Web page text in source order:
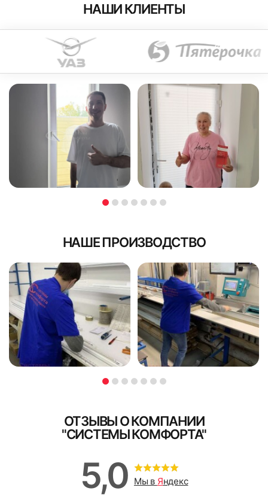
НАШИ КЛИЕНТЫ
НАШЕ ПРОИЗВОДСТВО
ОТЗЫВЫ О КОМПАНИИ
"СИСТЕМЫ КОМФОРТА"
5,0 Мы в Яндекс